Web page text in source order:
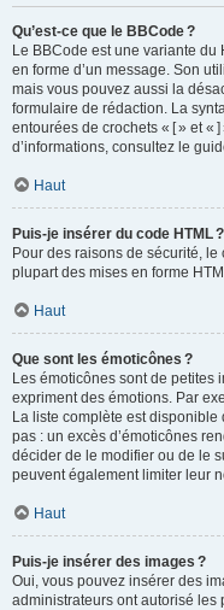
Qu’est-ce que le BBCode ?
Le BBCode est une variante
en forme d’un message. Son
mais vous pouvez aussi la
formulaire de rédaction. La
entourées de crochets « [ » et «
d’informations, consultez le
Haut
Puis-je insérer du code HTML ?
Pour des raisons de sécurité, le
plupart des mises en forme
Haut
Que sont les émoticônes ?
Les émoticônes sont de petites
expriment des émotions. Par
La liste complète est
pas : un excès d’émoticônes
décider de le modifier ou de le
peuvent également limiter leur
Haut
Puis-je insérer des images ?
Oui, vous pouvez insérer des
administrateurs ont autorisé les